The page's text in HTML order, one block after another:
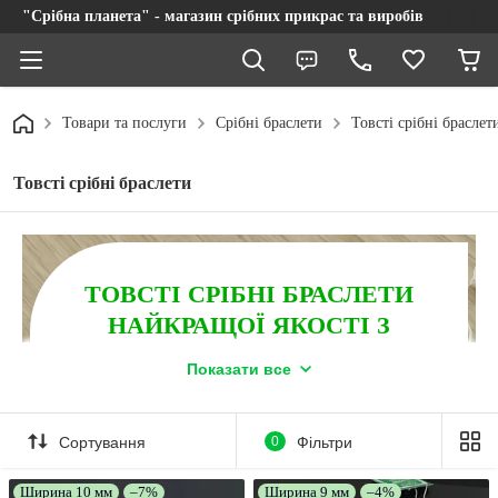
"Срібна планета" - магазин срібних прикрас та виробів
Товари та послуги Срібні браслети Товсті срібні
Товсті срібні браслети
ТОВСТІ СРІБНІ БРАСЛЕТИ
НАЙКРАЩОЇ ЯКОСТІ З
ОФІЦІЙНОЮ ГАРАНТІЄЮ!
великий асортимент моделей за вигідною ціною.
Безкоштовна доставка замовлень по Україні, за умови
післяплатою від 4500 грн.
Показати все
Сортування 0 Фільтри
Ширина 10 мм
–7%
Ширина 9 мм
–4%